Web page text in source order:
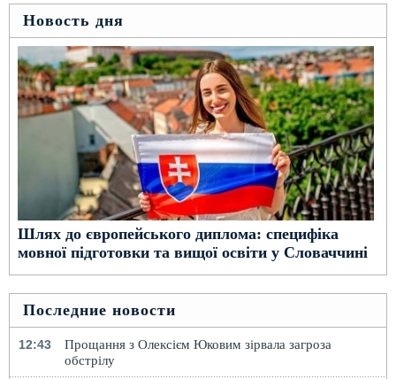
Новость дня
Шлях до європейського диплома: специфіка
мовної підготовки та вищої освіти у Словаччині
Последние новости
12:43
Прощання з Олексієм Юковим зірвала загроза
обстрілу